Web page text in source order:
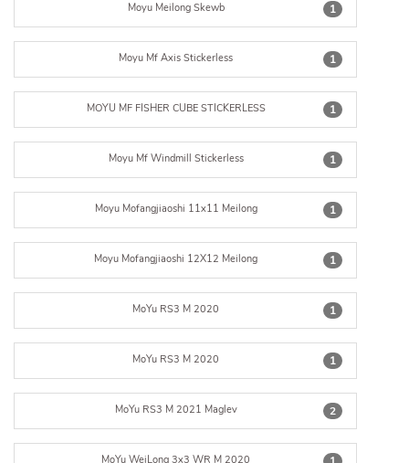
1
Moyu Meilong Skewb
1
Moyu Mf Axis Stickerless
1
MOYU MF FISHER CUBE STICKERLESS
1
Moyu Mf Windmill Stickerless
1
Moyu Mofangjiaoshi 11x11 Meilong
1
Moyu Mofangjiaoshi 12X12 Meilong
1
MoYu RS3 M 2020
1
MoYu RS3 M 2020
2
MoYu RS3 M 2021 Maglev
MoYu WeiLong 3x3 WR M 2020